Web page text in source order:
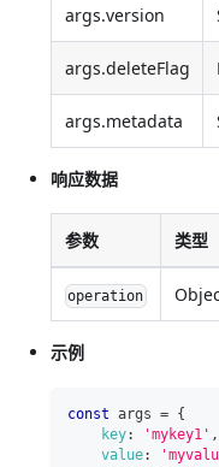
args.version
args.deleteFlag
args.metadata
响应数据
参数 类型
operation
示例
const args = {
key: 'mykey1' ,
value: